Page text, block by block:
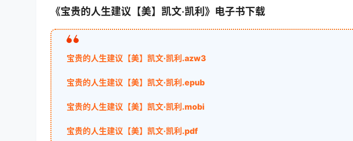
《宝贵的人生建议【美】凯文·凯利》电子书下载
宝贵的人生建议【美】凯文·凯利.azw3
宝贵的人生建议【美】凯文·凯利.epub
宝贵的人生建议【美】凯文·凯利.mobi
宝贵的人生建议【美】凯文·凯利.pdf